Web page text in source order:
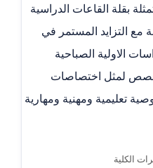
بقلة القاعات الدراسية
مع التزايد المستمر في
الاولية الصباحية
لمثل اختصاصات
تعليمية ومهنية ومهارية
الكلية